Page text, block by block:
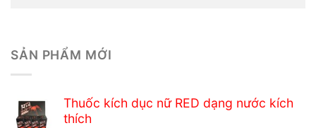
SẢN PHẨM MỚI
Thuốc kích dục nữ RED dạng nước kích
thích